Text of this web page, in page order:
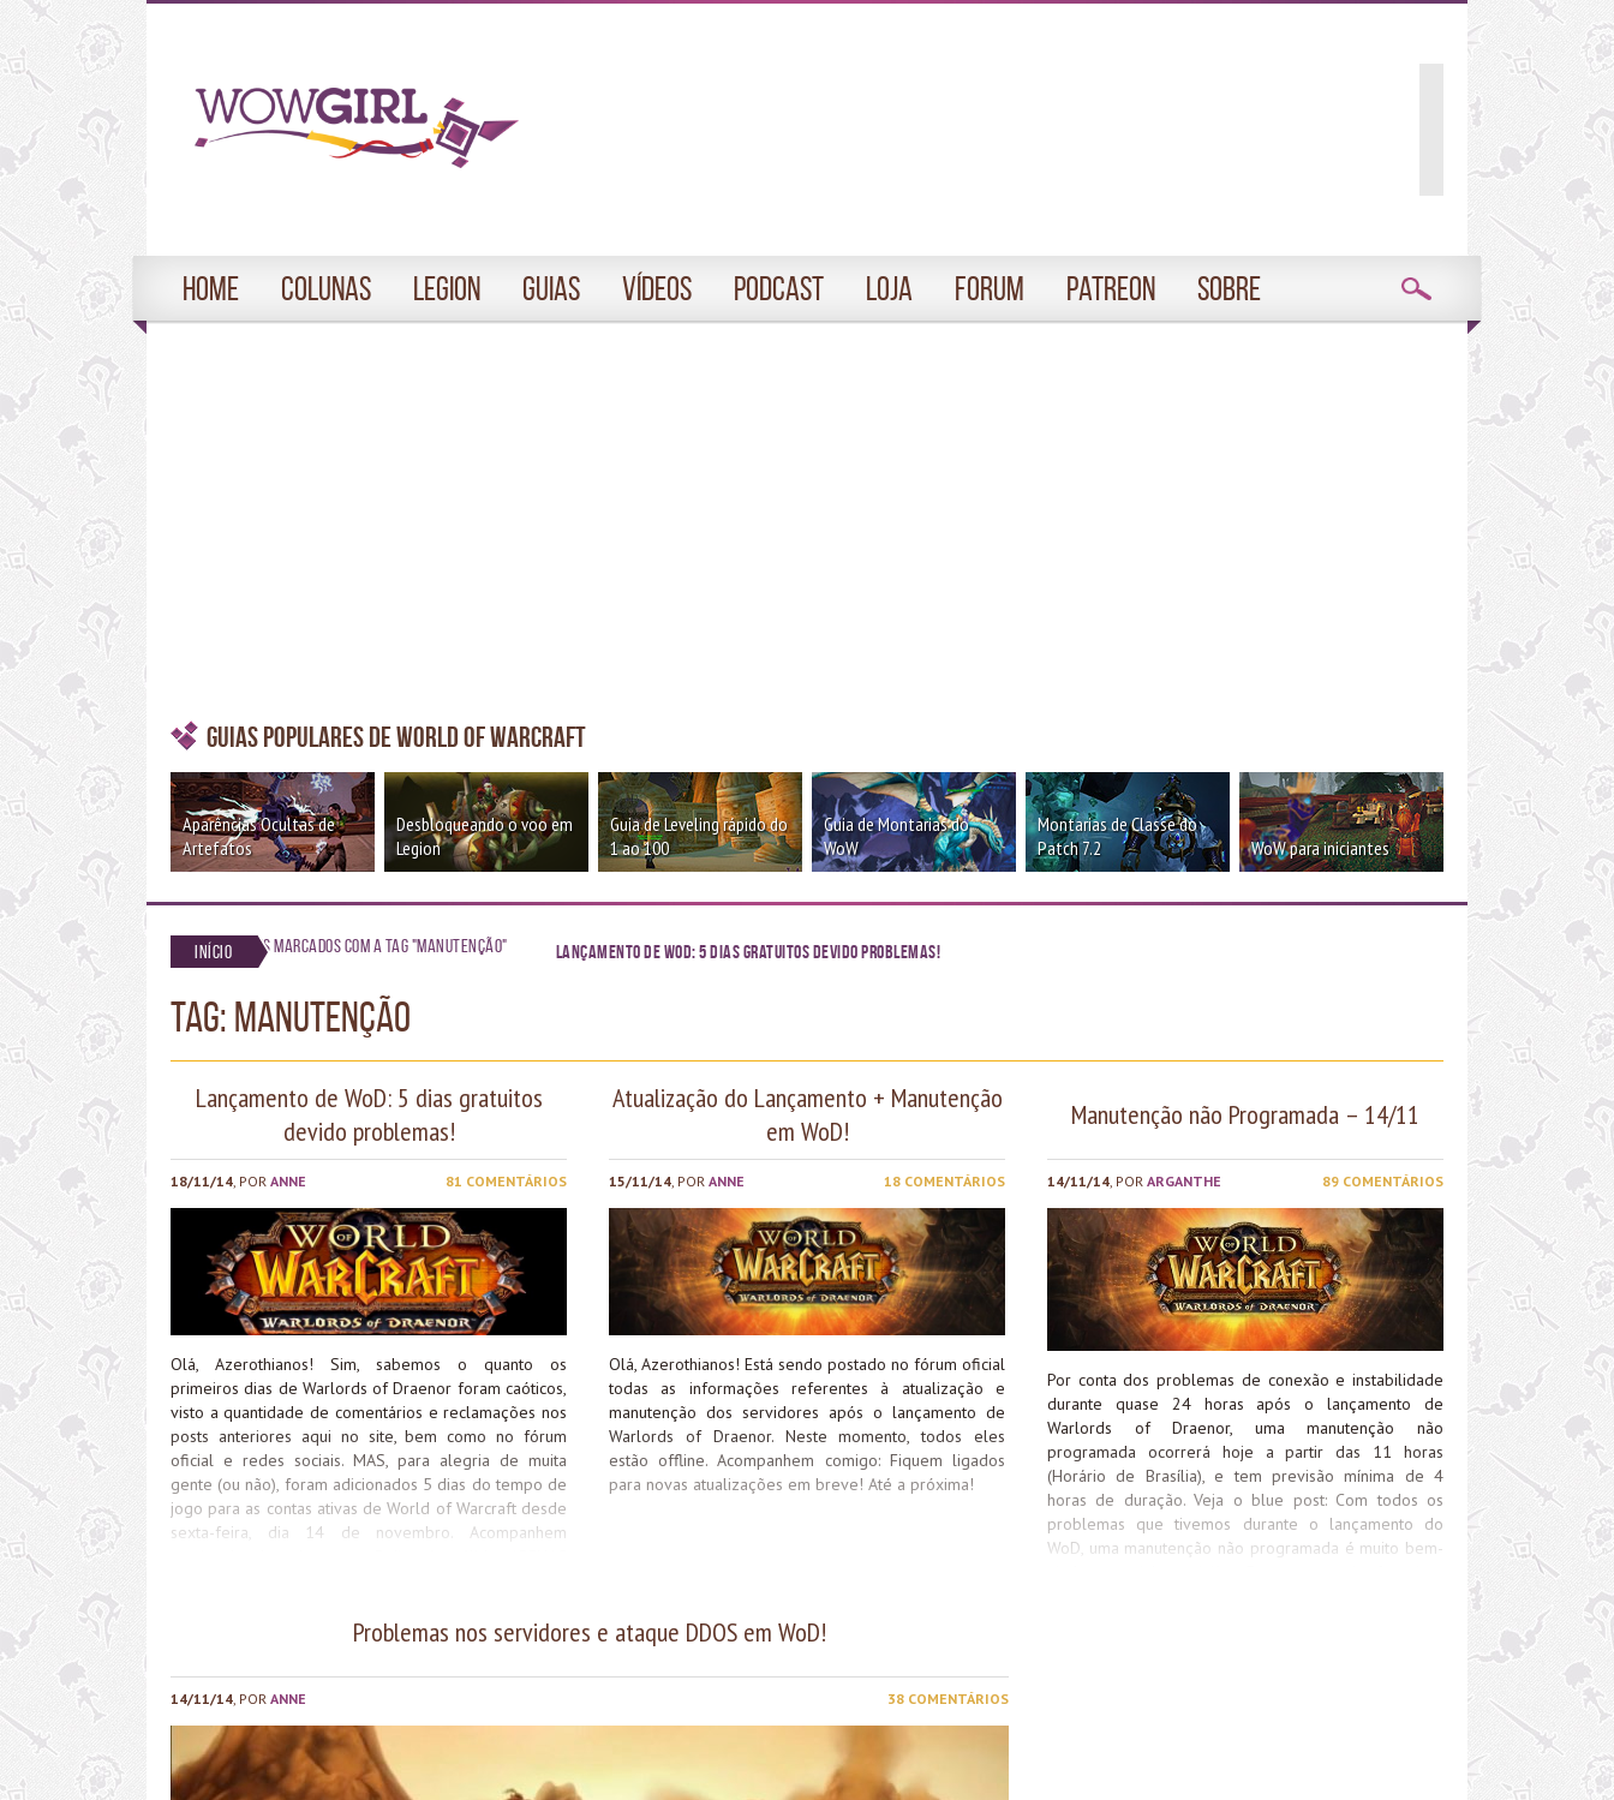
Home Colunas Legion Guias Vídeos Podcast Loja Forum Patreon Sobre
Guias Populares de World of Warcraft
Aparências Ocultas de
Artefatos
Desbloqueando o voo em
Legion
Guia de Leveling rápido do
1 ao 100
Guia de Montarias do
WoW
Montarias de Classe do
Patch 7.2
WoW para iniciantes
Início Posts marcados com a tag "Manutenção" Lançamento de WoD: 5 dias gratuitos devido problemas!
TAG: Manutenção
Lançamento de WoD: 5 dias gratuitos
devido problemas!
18/11/14, POR ANNE 81 COMENTÁRIOS
Olá, Azerothianos! Sim, sabemos o quanto os
primeiros dias de Warlords of Draenor foram caóticos,
visto a quantidade de comentários e reclamações nos
posts anteriores aqui no site, bem como no fórum
oficial e redes sociais. MAS, para alegria de muita
gente (ou não), foram adicionados 5 dias do tempo de
jogo para as contas ativas de World of Warcraft desde
sexta-feira, dia 14 de novembro. Acompanhem
aproveitar o lançamento, o que não será reparado.
Blizzard para não prejudicar os jogadores que utilizam
tempo de jogo? Até a próxima!
Atualização do Lançamento + Manutenção
em WoD!
15/11/14, POR ANNE 18 COMENTÁRIOS
Olá, Azerothianos! Está sendo postado no fórum oficial
todas as informações referentes à atualização e
manutenção dos servidores após o lançamento de
Warlords of Draenor. Neste momento, todos eles
estão offline. Acompanhem comigo: Fiquem ligados
para novas atualizações em breve! Até a próxima!
Manutenção não Programada – 14/11
14/11/14, POR ARGANTHE 89 COMENTÁRIOS
Por conta dos problemas de conexão e instabilidade
durante quase 24 horas após o lançamento de
Warlords of Draenor, uma manutenção não
programada ocorrerá hoje a partir das 11 horas
(Horário de Brasília), e tem previsão mínima de 4
horas de duração. Veja o blue post: Com todos os
problemas que tivemos durante o lançamento do
WoD, uma manutenção não programada é muito bem-
Problemas nos servidores e ataque DDOS em WoD!
14/11/14, POR ANNE 38 COMENTÁRIOS